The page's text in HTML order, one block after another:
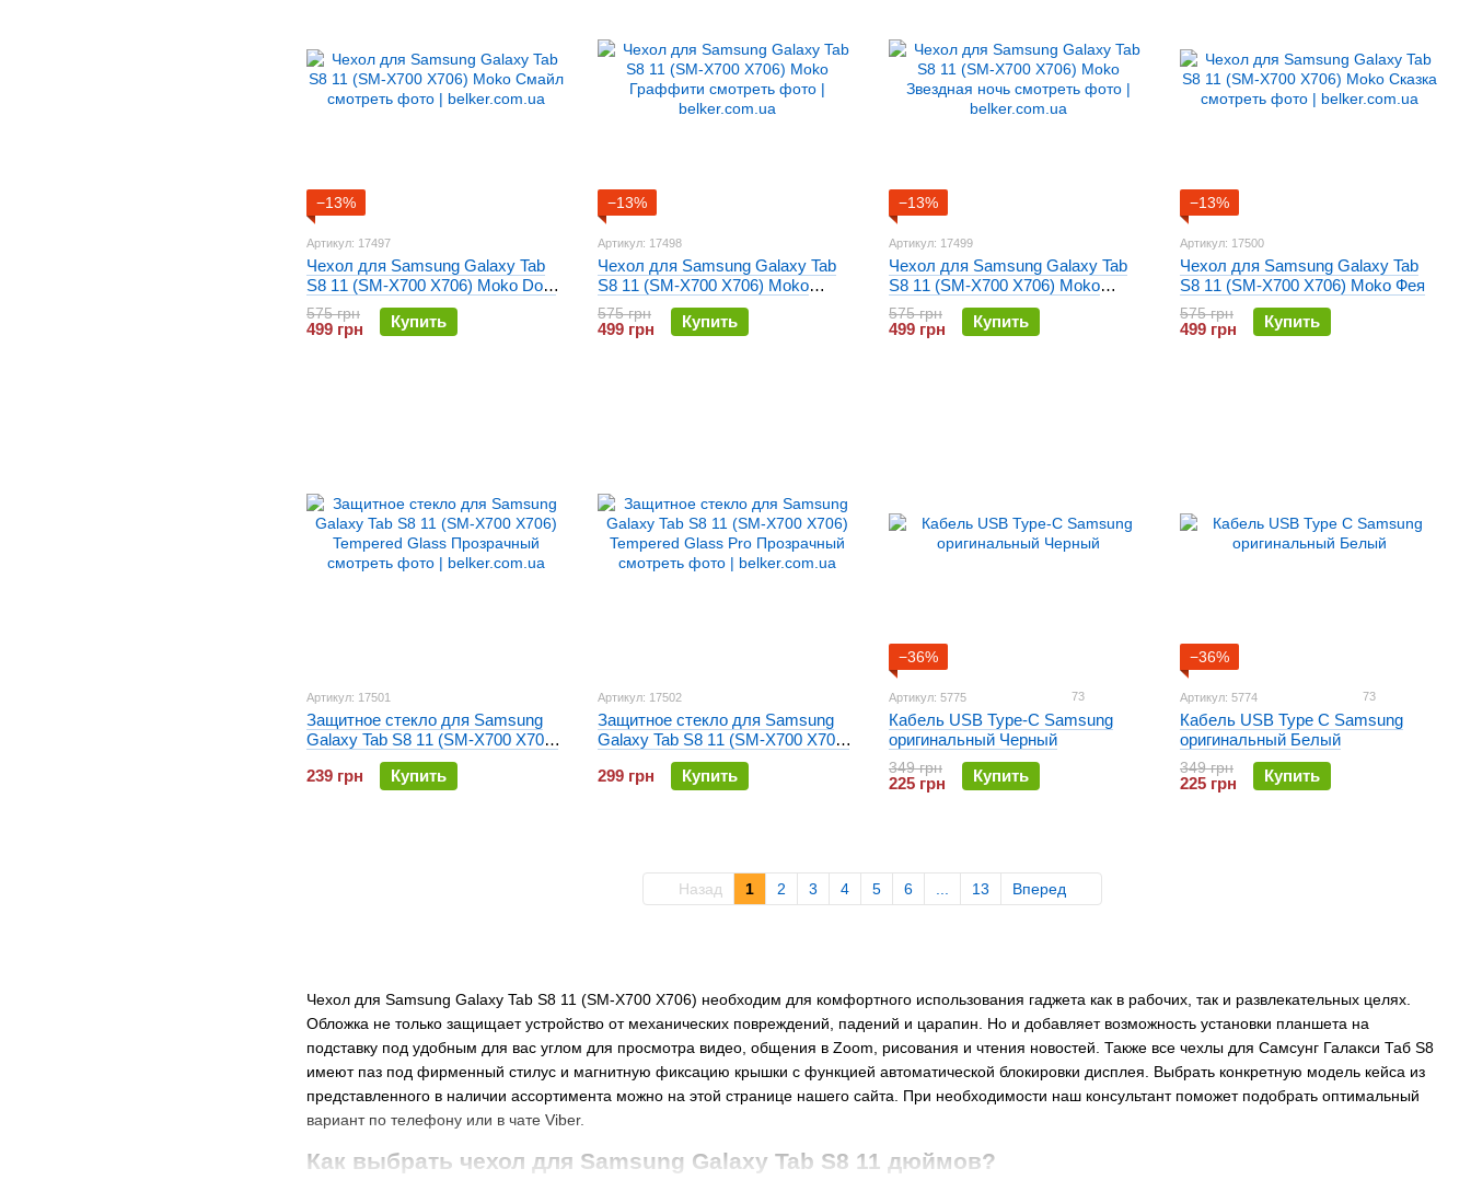
Чехол для Samsung Galaxy Tab S8 11 (SM-X700 X706) необходим для комфортного использования гаджета как в рабочих, так и развлекательных целях.
Обложка не только защищает устройство от механических повреждений, падений и царапин. Но и добавляет возможность установки планшета на
подставку под удобным для вас углом для просмотра видео, общения в Zoom, рисования и чтения новостей. Также все чехлы для Самсунг Галакси Таб S8
имеют паз под фирменный стилус и магнитную фиксацию крышки с функцией автоматической блокировки дисплея. Выбрать конкретную модель кейса из
представленного в наличии ассортимента можно на этой странице нашего сайта. При необходимости наш консультант поможет подобрать оптимальный
вариант по телефону или в чате Viber.
Как выбрать чехол для Samsung Galaxy Tab S8 11 дюймов?
−13%
Артикул: 17497
Чехол для Samsung Galaxy Tab
S8 11 (SM-X700 X706) Moko Dont
touch
575 грн
499 грн Купить
−13%
Артикул: 17498
Чехол для Samsung Galaxy Tab
S8 11 (SM-X700 X706) Moko
Граффити
575 грн
499 грн Купить
−13%
Артикул: 17499
Чехол для Samsung Galaxy Tab
S8 11 (SM-X700 X706) Moko
Звездная ночь
575 грн
499 грн Купить
−13%
Артикул: 17500
Чехол для Samsung Galaxy Tab
S8 11 (SM-X700 X706) Moko Фея
575 грн
499 грн Купить
Артикул: 17501
Защитное стекло для Samsung
Galaxy Tab S8 11 (SM-X700 X706)
Tempered Glass
239 грн
Купить
Артикул: 17502
Защитное стекло для Samsung
Galaxy Tab S8 11 (SM-X700 X706)
Tempered Glass Pro
299 грн
Купить
−36%
Артикул: 5775 73
Кабель USB Type-C Samsung
оригинальный Черный
349 грн
225 грн Купить
−36%
Артикул: 5774 73
Кабель USB Type C Samsung
оригинальный Белый
349 грн
225 грн Купить
Назад 1 2 3 4 5 6 13 Вперед